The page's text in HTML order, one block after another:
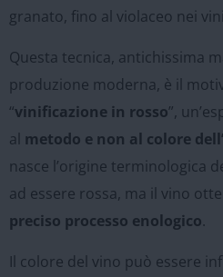
granato, fino al violaceo nei
Questa tecnica, antichissima
produzione moderna, è il
“vinificazione in rosso”,
al metodo e non al colore
nasce l’origine terminologica
ad essere rossa, ma il vino
preciso processo enologico.
Il colore del vino può essere